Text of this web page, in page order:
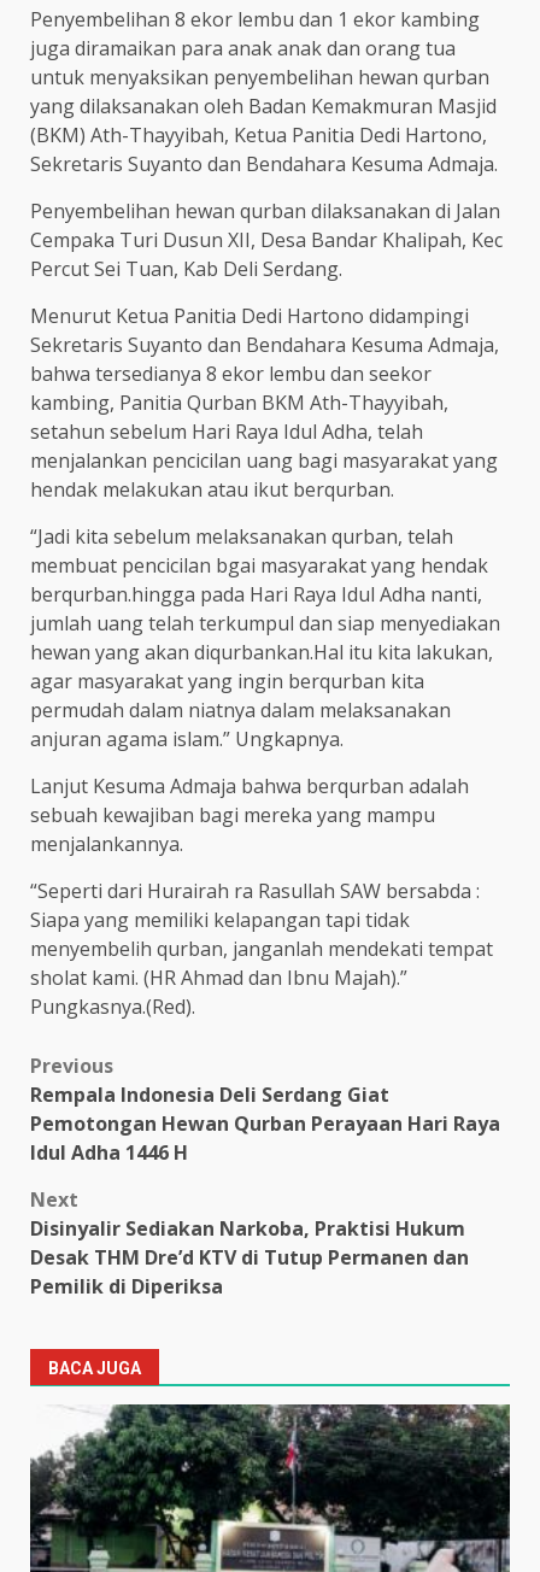
Penyembelihan 8 ekor lembu dan 1 ekor kambing
juga diramaikan para anak anak dan orang tua
untuk menyaksikan penyembelihan hewan qurban
yang dilaksanakan oleh Badan Kemakmuran Masjid
(BKM) Ath-Thayyibah, Ketua Panitia Dedi Hartono,
Sekretaris Suyanto dan Bendahara Kesuma Admaja.
Penyembelihan hewan qurban dilaksanakan di Jalan
Cempaka Turi Dusun XII, Desa Bandar Khalipah, Kec
Percut Sei Tuan, Kab Deli Serdang.
Menurut Ketua Panitia Dedi Hartono didampingi
Sekretaris Suyanto dan Bendahara Kesuma Admaja,
bahwa tersedianya 8 ekor lembu dan seekor
kambing, Panitia Qurban BKM Ath-Thayyibah,
setahun sebelum Hari Raya Idul Adha, telah
menjalankan pencicilan uang bagi masyarakat yang
hendak melakukan atau ikut berqurban.
“Jadi kita sebelum melaksanakan qurban, telah
membuat pencicilan bgai masyarakat yang hendak
berqurban.hingga pada Hari Raya Idul Adha nanti,
jumlah uang telah terkumpul dan siap menyediakan
hewan yang akan diqurbankan.Hal itu kita lakukan,
agar masyarakat yang ingin berqurban kita
permudah dalam niatnya dalam melaksanakan
anjuran agama islam.” Ungkapnya.
Lanjut Kesuma Admaja bahwa berqurban adalah
sebuah kewajiban bagi mereka yang mampu
menjalankannya.
“Seperti dari Hurairah ra Rasullah SAW bersabda :
Siapa yang memiliki kelapangan tapi tidak
menyembelih qurban, janganlah mendekati tempat
sholat kami. (HR Ahmad dan Ibnu Majah).”
Pungkasnya.(Red).
Post
navigation
Previous
Rempala Indonesia Deli Serdang Giat
Pemotongan Hewan Qurban Perayaan Hari Raya
Idul Adha 1446 H
Next
Disinyalir Sediakan Narkoba, Praktisi Hukum
Desak THM Dre’d KTV di Tutup Permanen dan
Pemilik di Diperiksa
BACA JUGA